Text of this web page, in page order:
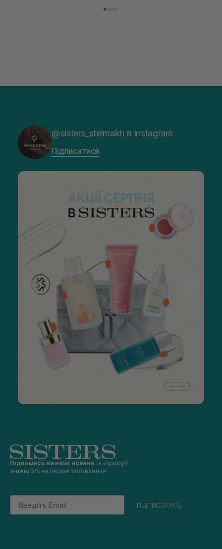
@sisters_stelmakh в Instagram
Підписатися
Підпишись на наші новини та отримуй
знижку 5% на перше замовлення
Email
підписатись